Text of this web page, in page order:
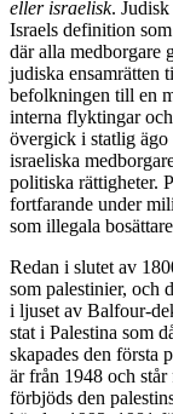
eller israelisk.
Israels definition
där alla medborgare
judiska ensamrätten
befolkningen till en
interna flyktingar
övergick i statlig ägo
israeliska
politiska rättigheter.
fortfarande under
som illegala
Redan i slutet av
som palestinier, och
i ljuset av Balfour-
stat i Palestina som
skapades den första
är från 1948 och
förbjöds den